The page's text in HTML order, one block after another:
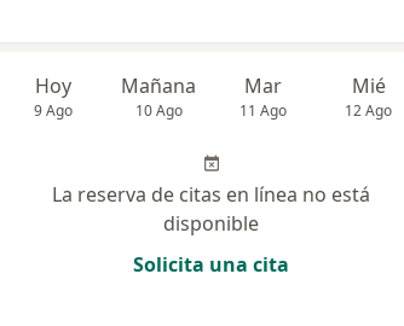
Hoy
9 Ago
Mañana
10 Ago
Mar
11 Ago
Mié
12 Ago
La reserva de citas en línea no está
disponible
Solicita una cita